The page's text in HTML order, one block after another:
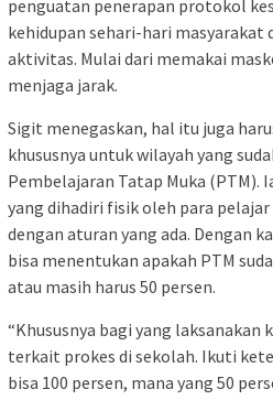
penguatan penerapan protokol
kehidupan sehari-hari masyarakat
aktivitas. Mulai dari memakai
menjaga jarak.
Sigit menegaskan, hal itu juga
khususnya untuk wilayah yang
Pembelajaran Tatap Muka (PTM).
yang dihadiri fisik oleh para
dengan aturan yang ada. Dengan
bisa menentukan apakah PTM
atau masih harus 50 persen.
“Khususnya bagi yang
terkait prokes di sekolah. Ikuti
bisa 100 persen, mana yang 50